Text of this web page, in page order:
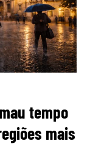
tempo
mais